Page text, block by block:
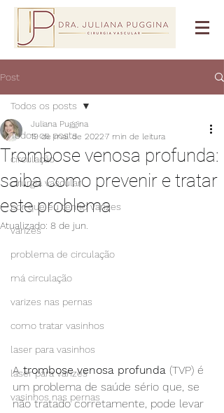
Post
Todos os posts
circulação
cirurgia vascular
por que eu tenho varizes
varizes
problema de circulação
má circulação
varizes nas pernas
como tratar vasinhos
laser para vasinhos
laser para varizes
vasinhos nas pernas
Todos os posts
Trombose venosa profunda:
saiba como prevenir e tratar
este problema
Juliana Puggina
19 de mai. de 20227 min de leitura
Atualizado: 8 de jun.
A trombose venosa profunda (TVP) é
um problema de saúde sério que, se
não tratado corretamente, pode levar